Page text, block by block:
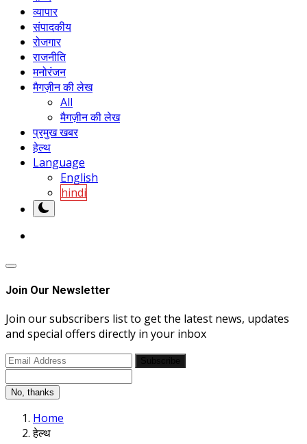
व्यापार
संपादकीय
रोजगार
राजनीति
मनोरंजन
मैगज़ीन की लेख
All
मैगज़ीन की लेख
प्रमुख खबर
हेल्थ
Language
English
hindi
Join Our Newsletter
Join our subscribers list to get the latest news, updates
and special offers directly in your inbox
No, thanks
Home
हेल्थ